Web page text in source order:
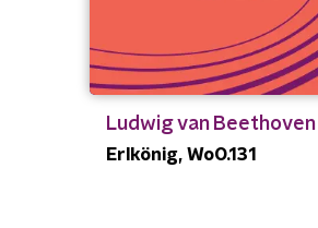
Ludwig van Beethoven
Erlkönig, WoO.131